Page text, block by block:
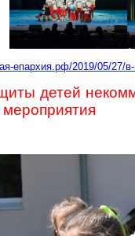
епархия.рф/2019/05/27/
детей
мероприятия